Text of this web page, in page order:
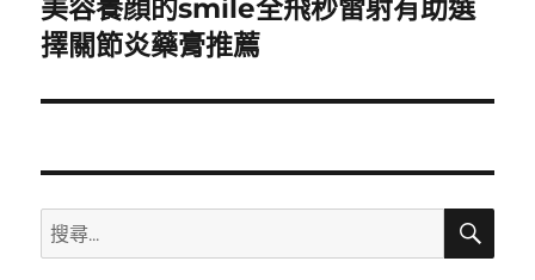
下
一
文
美容養顔的smile全飛秒雷射有助選
擇關節炎藥膏推薦
搜
尋
搜